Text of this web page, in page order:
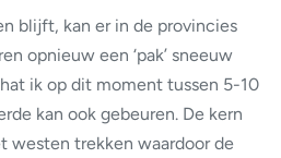
blijft, kan er in de provincies
opnieuw een ‘pak’ sneeuw
ik op dit moment tussen 5-10
kan ook gebeuren. De kern
westen trekken waardoor de